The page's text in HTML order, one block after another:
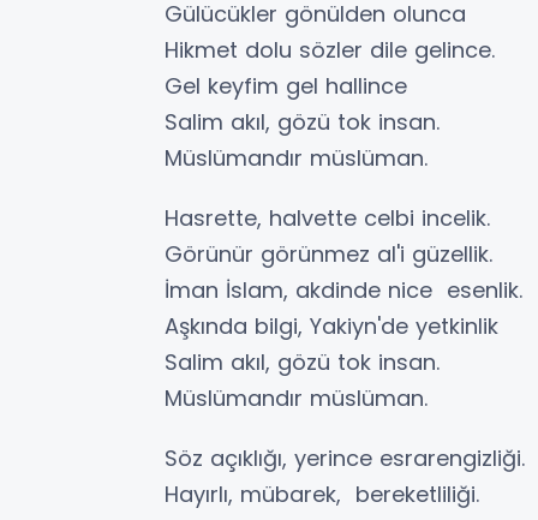
Gülücükler gönülden olunca
Hikmet dolu sözler dile gelince.
Gel keyfim gel hallince
Salim akıl, gözü tok insan.
Müslümandır müslüman.
Hasrette, halvette celbi incelik.
Görünür görünmez al'i güzellik.
İman İslam, akdinde nice esenlik.
Aşkında bilgi, Yakiyn'de yetkinlik
Salim akıl, gözü tok insan.
Müslümandır müslüman.
Söz açıklığı, yerince esrarengizliği.
Hayırlı, mübarek, bereketliliği.